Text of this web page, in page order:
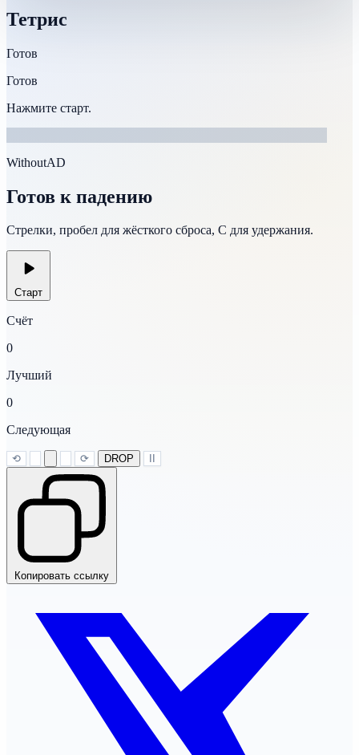
Тетрис
Готов
Готов
Нажмите старт.
WithoutAD
Готов к падению
Стрелки, пробел для жёсткого сброса, C для удержания.
Старт
Счёт
0
Лучший
0
Следующая
⟲ ⟳ DROP
Копировать ссылку